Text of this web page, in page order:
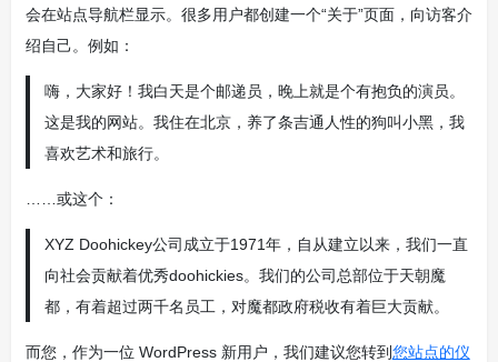
会在站点导航栏显示。很多用户都创建一个“关于”页面，向访客介
绍自己。例如：
嗨，大家好！我白天是个邮递员，晚上就是个有抱负的演员。
这是我的网站。我住在北京，养了条吉通人性的狗叫小黑，我
喜欢艺术和旅行。
……或这个：
XYZ Doohickey公司成立于1971年，自从建立以来，我们一直
向社会贡献着优秀doohickies。我们的公司总部位于天朝魔
都，有着超过两千名员工，对魔都政府税收有着巨大贡献。
而您，作为一位 WordPress 新用户，我们建议您转到您站点的仪